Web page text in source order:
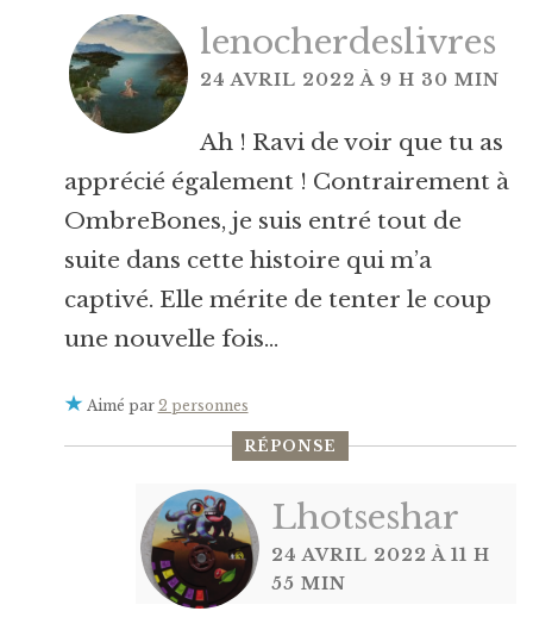
lenocherdeslivres
24 AVRIL 2022 À 9 H 30 MIN
Ah ! Ravi de voir que tu as
apprécié également ! Contrairement à
OmbreBones, je suis entré tout de
suite dans cette histoire qui m’a
captivé. Elle mérite de tenter le coup
une nouvelle fois…
Aimé par 2 personnes
RÉPONSE
Lhotseshar
24 AVRIL 2022 À 11 H
55 MIN